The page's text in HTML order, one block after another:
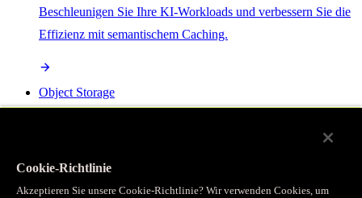
Beschleunigen Sie Ihre KI-Workloads und verbessern Sie die
Effizienz mit semantischem Caching.
Object Storage
Cookie-Richtlinie
Akzeptieren Sie unsere Cookie-Richtlinie? Wir verwenden Cookies, um